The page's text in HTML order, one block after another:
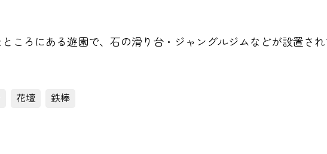
ころにある遊園で、石の滑り台・ジャングルジムなどが設置さ
花壇 鉄棒